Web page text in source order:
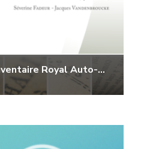
Nouveau - Inventaire Royal Auto-Moto Club Namurois